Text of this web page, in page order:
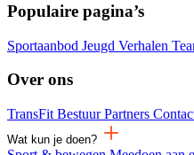
Populaire pagina’s
Sportaanbod Jeugd Verhalen
Over ons
TransFit BestuurPartners
Wat kun je doen?